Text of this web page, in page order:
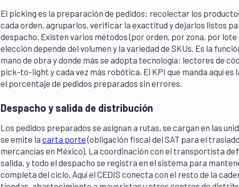
El picking es la preparación de pedidos: recolectar los
cada orden, agruparlos, verificar la exactitud y dejarlos listos
despacho. Existen varios métodos (por orden, por zona, por lote
elección depende del volumen y la variedad de SKUs. Es la
mano de obra y donde más se adopta tecnología: lectores de
pick-to-light y cada vez más robótica. El KPI que manda aquí es
el porcentaje de pedidos preparados sin errores.
Despacho y salida de distribución
Los pedidos preparados se asignan a rutas, se cargan en las
se emite la carta porte(obligación fiscal del SAT para el
mercancías en México). La coordinación con el transportista
salida, y todo el despacho se registra en el sistema para
completa del ciclo. Aquí el CEDIS conecta con el resto de la